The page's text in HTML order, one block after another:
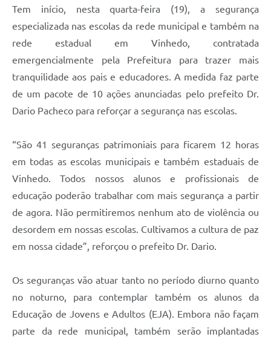
Links Úteis
Serviços Online
Tem início, nesta quarta-feira (19), a segurança
especializada nas escolas da rede municipal e também na
rede estadual em Vinhedo, contratada
emergencialmente pela Prefeitura para trazer mais
tranquilidade aos pais e educadores. A medida faz parte
de um pacote de 10 ações anunciadas pelo prefeito Dr.
Dario Pacheco para reforçar a segurança nas escolas.
“São 41 seguranças patrimoniais para ficarem 12 horas
em todas as escolas municipais e também estaduais de
Vinhedo. Todos nossos alunos e profissionais de
educação poderão trabalhar com mais segurança a partir
de agora. Não permitiremos nenhum ato de violência ou
desordem em nossas escolas. Cultivamos a cultura de paz
em nossa cidade”, reforçou o prefeito Dr. Dario.
Os seguranças vão atuar tanto no período diurno quanto
no noturno, para contemplar também os alunos da
Educação de Jovens e Adultos (EJA). Embora não façam
parte da rede municipal, também serão implantadas